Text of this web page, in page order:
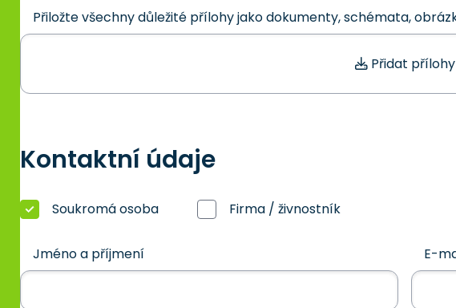
Přiložte všechny důležité přílohy jako dokumenty, schémata,
Přidat přílohy
Kontaktní údaje
Soukromá osoba Firma / živnostník
Jméno a příjmení E-